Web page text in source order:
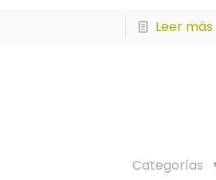
Leer más
Categorías